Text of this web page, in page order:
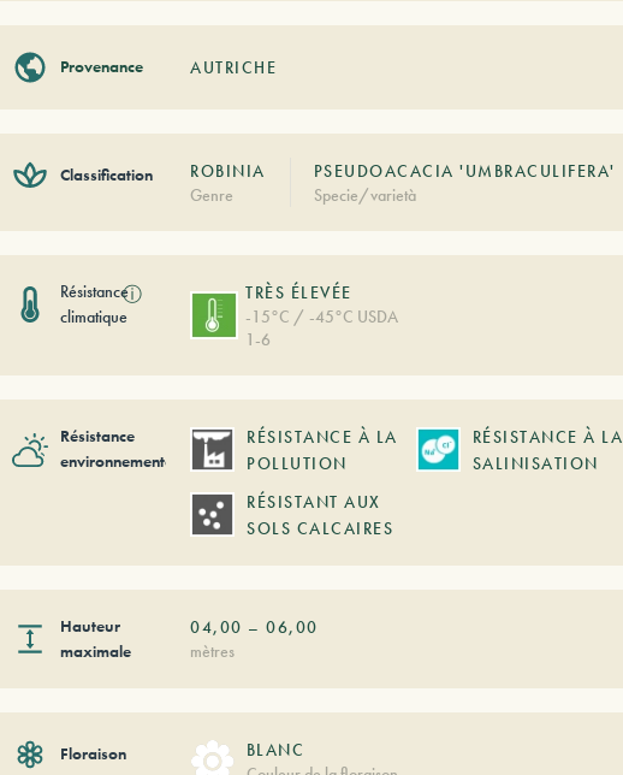
Provenance AUTRICHE
Classification
ROBINIA
Genre
PSEUDOACACIA 'UMBRACULIFERA'
Specie/varietà
Résistance
climatique
ⓘ
TRÈS ÉLEVÉE
-15°C / -45°C USDA
1-6
Résistance
environnementale
RÉSISTANCE À LA
POLLUTION
RÉSISTANCE À LA
SALINISATION
RÉSISTANT AUX
SOLS CALCAIRES
Hauteur
maximale
04,00 –06,00
mètres
Floraison
BLANC